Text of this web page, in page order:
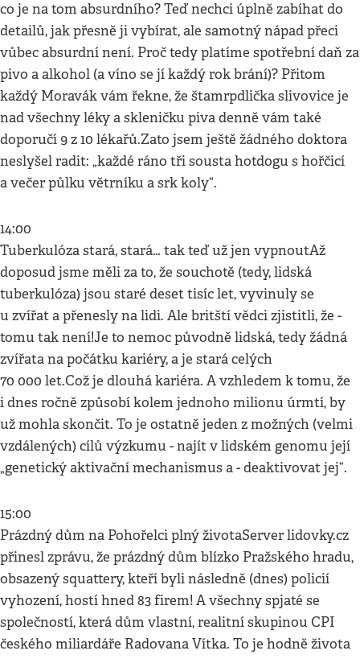
co je na tom absurdního? Teď nechci úplně zabíhat do
detailů, jak přesně ji vybírat, ale samotný nápad přeci
vůbec absurdní není. Proč tedy platíme spotřební daň za
pivo a alkohol (a víno se jí každý rok brání)? Přitom
každý Moravák vám řekne, že štamrpdlička slivovice je
nad všechny léky a skleničku piva denně vám také
doporučí 9 z 10 lékařů.Zato jsem ještě žádného doktora
neslyšel radit: „každé ráno tři sousta hotdogu s hořčicí
a večer půlku větrníku a srk koly“.
14:00
Tuberkulóza stará, stará… tak teď už jen vypnoutAž
doposud jsme měli za to, že souchotě (tedy, lidská
tuberkulóza) jsou staré deset tisíc let, vyvinuly se
u zvířat a přenesly na lidi. Ale britští vědci zjistitli, že -
tomu tak není!Je to nemoc původně lidská, tedy žádná
zvířata na počátku kariéry, a je stará celých
70 000 let.Což je dlouhá kariéra. A vzhledem k tomu, že
i dnes ročně způsobí kolem jednoho milionu úrmtí, by
už mohla skončit. To je ostatně jeden z možných (velmi
vzdálených) cílů výzkumu - najít v lidském genomu její
„genetický aktivační mechanismus a - deaktivovat jej“.
15:00
Prázdný dům na Pohořelci plný životaServer lidovky.cz
přinesl zprávu, že prázdný dům blízko Pražského hradu,
obsazený squattery, kteří byli následně (dnes) policií
vyhození, hostí hned 83 firem! A všechny spjaté se
společností, která dům vlastní, realitní skupinou CPI
českého miliardáře Radovana Vítka. To je hodně života